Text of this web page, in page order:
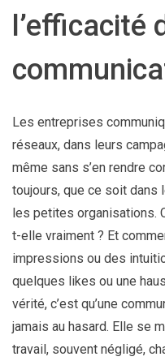
l’efficacité
Les entreprises
réseaux, dans leurs
même sans s’en rendre
toujours, que ce soit dans
les petites organisations.
t-elle vraiment ? Et
impressions ou des
quelques likes ou une
vérité, c’est qu’une
jamais au hasard. Elle se
travail, souvent négligé,